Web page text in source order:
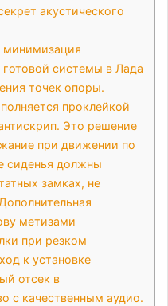
акустического
минимизация
системы в Лада
точек опоры.
проклейкой
Это решение
при движении по
сиденья должны
замках, не
метизами
при резком
к установке
отсек в
с качественным аудио.